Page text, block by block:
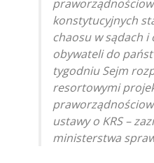
konstytucyjnych
chaosu w sądach
obywateli do
tygodniu Sejm
resortowymi
ustawy o KRS –
ministerstwa